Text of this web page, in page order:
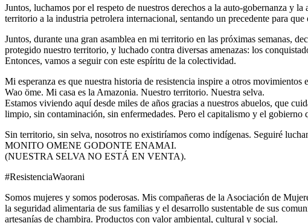
Juntos, luchamos por el respeto de nuestros derechos a la auto-gobernanza y
territorio a la industria petrolera internacional, sentando un precedente para
Juntos, durante una gran asamblea en mi territorio en las próximas semanas,
protegido nuestro territorio, y luchado contra diversas amenazas: los
Entonces, vamos a seguir con este espíritu de la colectividad.
Mi esperanza es que nuestra historia de resistencia inspire a otros
Wao öme. Mi casa es la Amazonia. Nuestro territorio. Nuestra selva.
Estamos viviendo aquí desde miles de años gracias a nuestros abuelos, que
limpio, sin contaminación, sin enfermedades. Pero el capitalismo y el gobierno
Sin territorio, sin selva, nosotros no existiríamos como indígenas. Seguiré
MONITO OMENE GODONTE ENAMAI.
(NUESTRA SELVA NO ESTÁ EN VENTA).
#ResistenciaWaorani
Somos mujeres y somos poderosas. Mis compañeras de la Asociación de
la seguridad alimentaria de sus familias y el desarrollo sustentable de sus
artesanías de chambira. Productos con valor ambiental, cultural y social.